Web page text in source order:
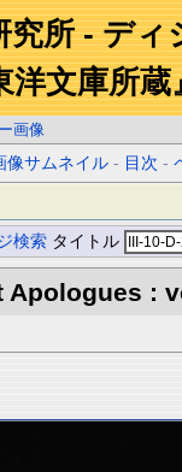
究所 - デ
洋文庫所
画像
像サムネイル - 目次 -
検索 タイトル
Apologues :